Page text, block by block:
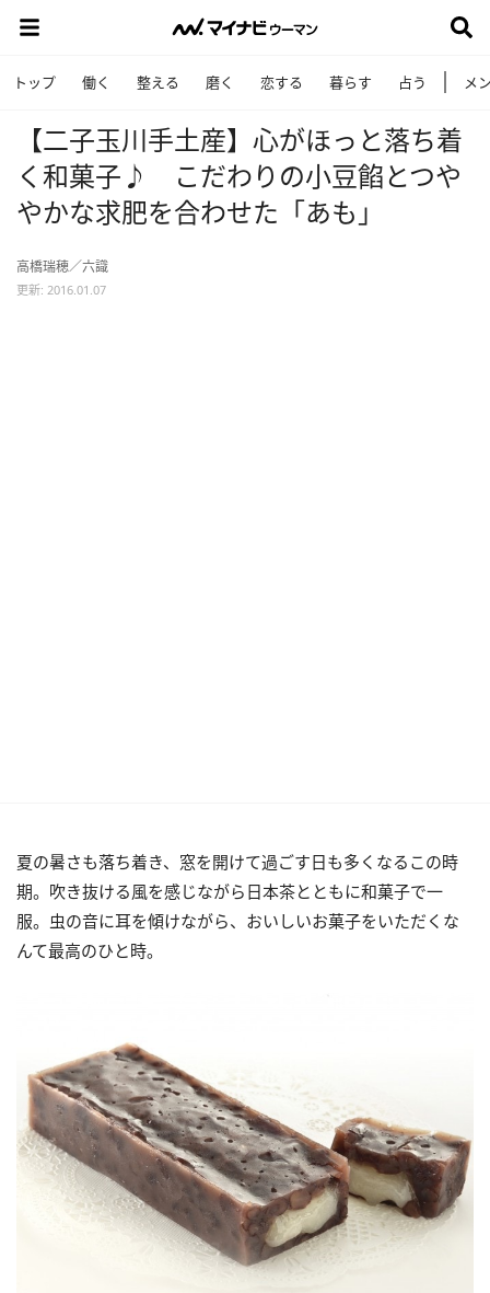
トップ 働く 整える 磨く 恋する 暮らす 占う メ
【二子玉川手土産】心がほっと落ち着
く和菓子♪ こだわりの小豆餡とつや
やかな求肥を合わせた「あも」
高橋瑞穂／六識
更新: 2016.01.07
夏の暑さも落ち着き、窓を開けて過ごす日も多くなるこの時
期。吹き抜ける風を感じながら日本茶とともに和菓子で一
服。虫の音に耳を傾けながら、おいしいお菓子をいただくな
んて最高のひと時。